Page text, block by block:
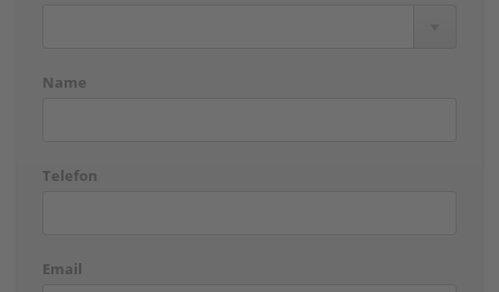
Name
Telefon
Email